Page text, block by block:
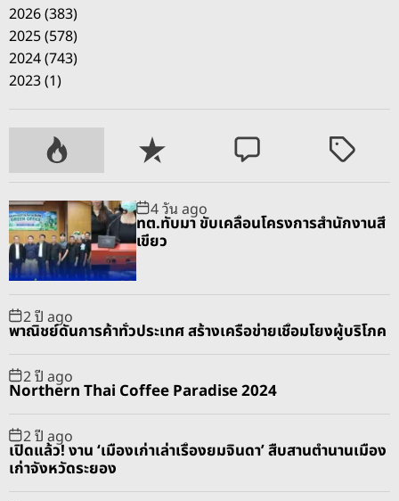
2026 (383)
2025 (578)
2024 (743)
2023 (1)
P
o
u
l
a
r
R
e
e
n
C
o
m
e
T
g
e
4 วัน ago
ทต.ทับมา ขับเคลื่อนโครงการสำนักงานสี
เขียว
2 ปี ago
พาณิชย์ดันการค้าทั่วประเทศ สร้างเครือข่ายเชื่อมโยงผู้บริโภค
2 ปี ago
Northern Thai Coffee Paradise 2024
2 ปี ago
เปิดแล้ว! งาน ‘เมืองเก่าเล่าเรื่องยมจินดา’ สืบสานตำนานเมือง
เก่าจังหวัดระยอง